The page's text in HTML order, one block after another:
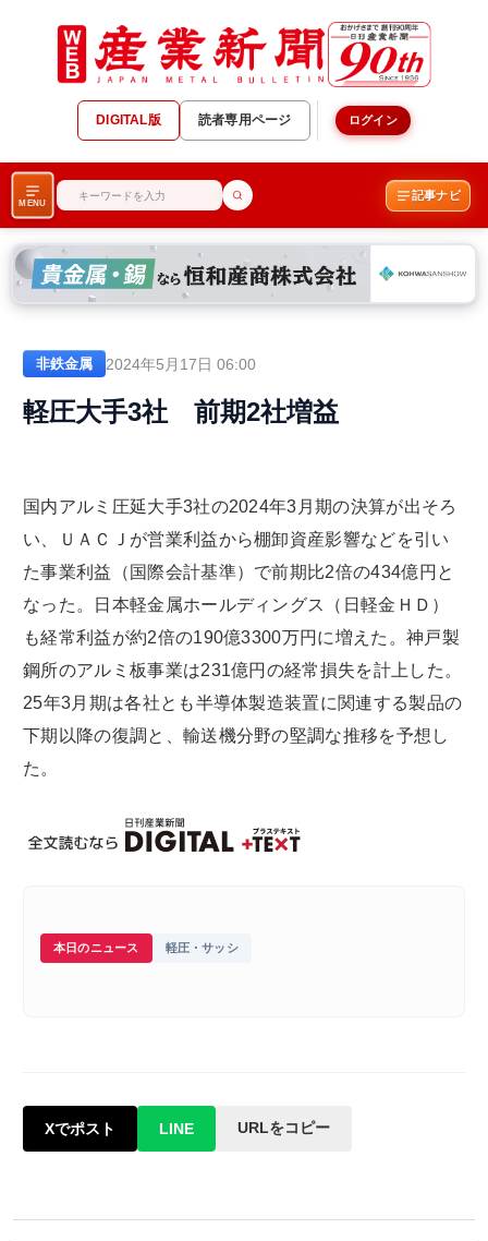
DIGITAL版 読者専用ページ ログイン
MENU
記事ナビ
非鉄金属 2024年5月17日 06:00
軽圧大手3社 前期2社増益
国内アルミ圧延大手3社の2024年3月期の決算が出そろ
い、ＵＡＣＪが営業利益から棚卸資産影響などを引い
た事業利益（国際会計基準）で前期比2倍の434億円と
なった。日本軽金属ホールディングス（日軽金ＨＤ）
も経常利益が約2倍の190億3300万円に増えた。神戸製
鋼所のアルミ板事業は231億円の経常損失を計上した。
25年3月期は各社とも半導体製造装置に関連する製品の
下期以降の復調と、輸送機分野の堅調な推移を予想し
た。
本日のニュース 軽圧・サッシ
Xでポスト LINE URLをコピー